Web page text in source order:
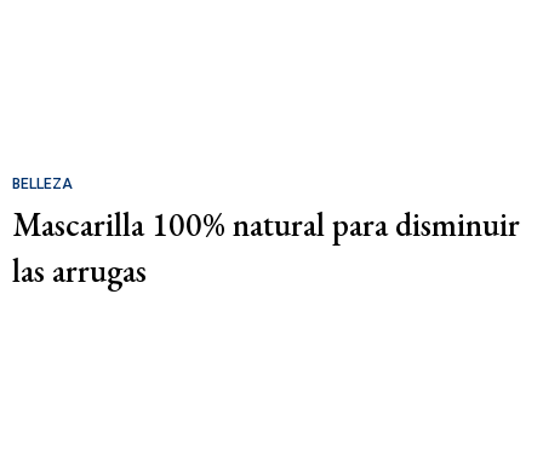
BELLEZA
Mascarilla 100% natural para disminuir
las arrugas